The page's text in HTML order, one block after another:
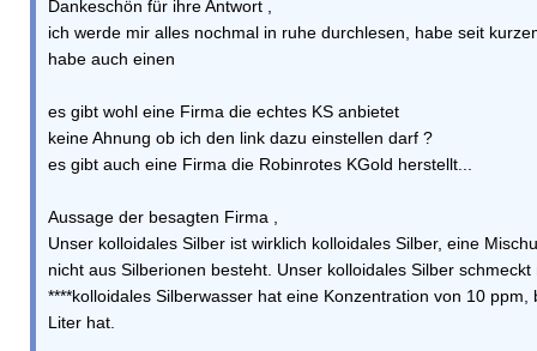
Dankeschön für ihre Antwort ,
ich werde mir alles nochmal in ruhe durchlesen, habe seit
habe auch einen
es gibt wohl eine Firma die echtes KS anbietet
keine Ahnung ob ich den link dazu einstellen darf ?
es gibt auch eine Firma die Robinrotes KGold herstellt...
Aussage der besagten Firma ,
Unser kolloidales Silber ist wirklich kolloidales Silber, eine
nicht aus Silberionen besteht. Unser kolloidales Silber
****kolloidales Silberwasser hat eine Konzentration von 10
Liter hat.